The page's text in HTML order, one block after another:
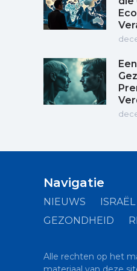
Navigatie
NIEUWS ISRAËL
GEZONDHEID
Alle rechten op het